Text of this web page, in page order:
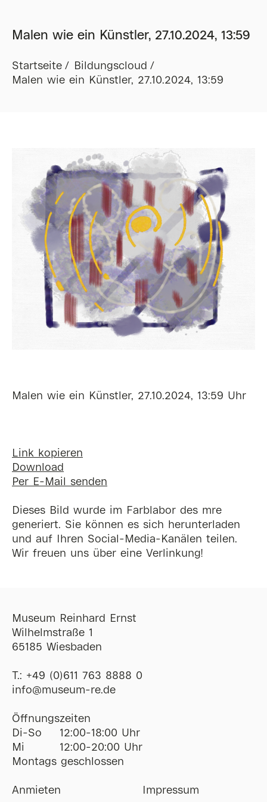
Malen wie ein Künstler, 27.10.2024, 13:59
Startseite
Bildungscloud
Malen wie ein Künstler, 27.10.2024, 13:59
Malen wie ein Künstler, 27.10.2024, 13:59 Uhr
Link kopieren
Download
Per E-Mail senden
Dieses Bild wurde im Farblabor des mre
generiert. Sie können es sich herunterladen
und auf Ihren Social-Media-Kanälen teilen.
Wir freuen uns über eine Verlinkung!
Museum Reinhard Ernst
Wilhelmstraße 1
65185 Wiesbaden
T.: +49 (0)611 763 8888 0
ofni@museum-re de
Öffnungszeiten
Di-So
12:00-18:00 Uhr
Mi
12:00-20:00 Uhr
Montags geschlossen
Anmieten Impressum